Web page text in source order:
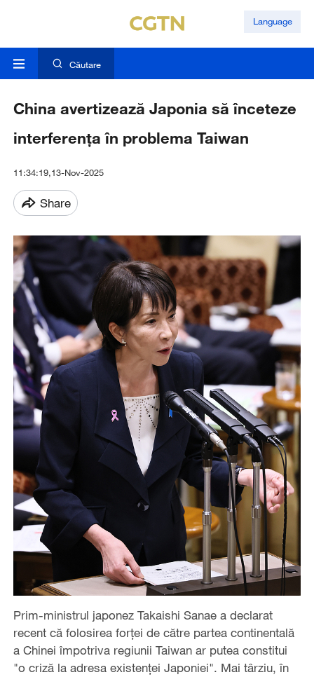
Language
Căutare
China avertizează Japonia să înceteze
interferența în problema Taiwan
11:34:19,13-Nov-2025
Share
Prim-ministrul japonez Takaishi Sanae a declarat
recent că folosirea forței de către partea continentală
a Chinei împotriva regiunii Taiwan ar putea constitui
"o criză la adresa existenței Japoniei". Mai târziu, în